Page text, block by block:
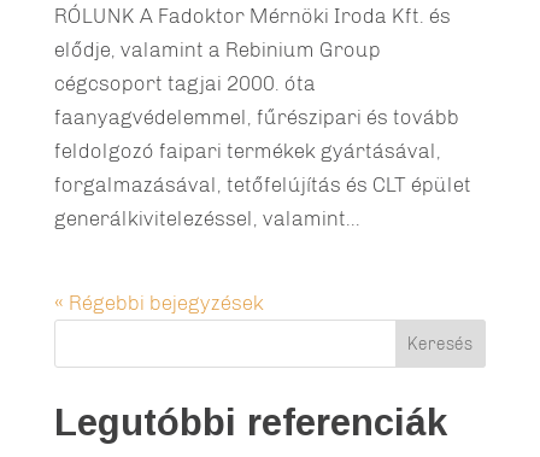
RÓLUNK A Fadoktor Mérnöki Iroda Kft. és
elődje, valamint a Rebinium Group
cégcsoport tagjai 2000. óta
faanyagvédelemmel, fűrészipari és tovább
feldolgozó faipari termékek gyártásával,
forgalmazásával, tetőfelújítás és CLT épület
generálkivitelezéssel, valamint...
« Régebbi bejegyzések
Legutóbbi referenciák